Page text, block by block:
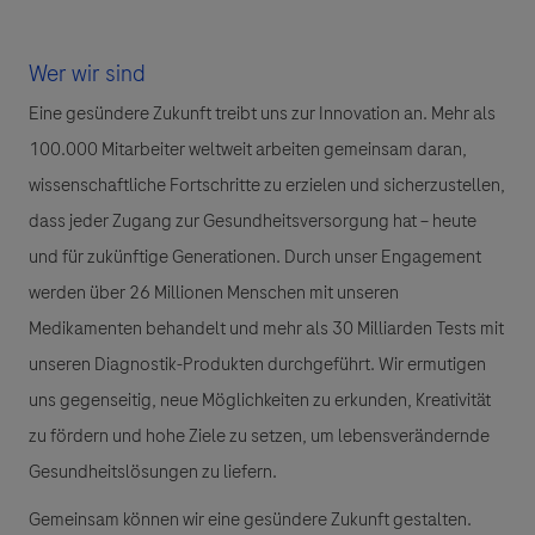
Wer wir sind
Eine gesündere Zukunft treibt uns zur Innovation an. Mehr als
100.000 Mitarbeiter weltweit arbeiten gemeinsam daran,
wissenschaftliche Fortschritte zu erzielen und sicherzustellen,
dass jeder Zugang zur Gesundheitsversorgung hat – heute
und für zukünftige Generationen. Durch unser Engagement
werden über 26 Millionen Menschen mit unseren
Medikamenten behandelt und mehr als 30 Milliarden Tests mit
unseren Diagnostik-Produkten durchgeführt. Wir ermutigen
uns gegenseitig, neue Möglichkeiten zu erkunden, Kreativität
zu fördern und hohe Ziele zu setzen, um lebensverändernde
Gesundheitslösungen zu liefern.
Gemeinsam können wir eine gesündere Zukunft gestalten.